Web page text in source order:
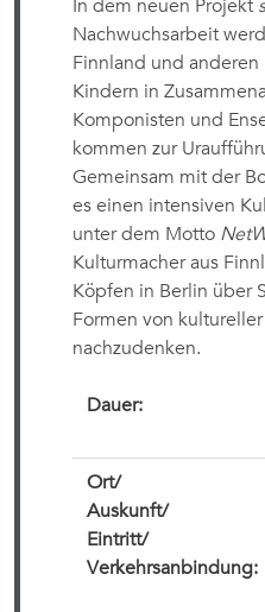
In dem neuen Projekt
Nachwuchsarbeit
Finnland und
Kindern in
Komponisten und
kommen zur
Gemeinsam mit der
es einen intensiven
unter dem Motto
Kulturmacher aus
Köpfen in Berlin über
Formen von
nachzudenken.
Dauer:
Ort/
Auskunft/
Eintritt/
Verkehrsanbindung: